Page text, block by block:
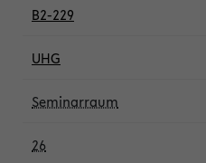
B2-229
UHG
Seminarraum
26